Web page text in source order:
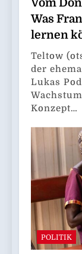
Vom
Was
lernen
Teltow
der
Lukas
Konzept…
POLITIK